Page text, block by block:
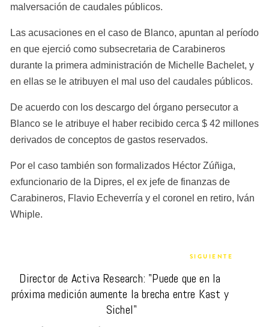
malversación de caudales públicos.
Las acusaciones en el caso de Blanco, apuntan al período
en que ejerció como subsecretaria de Carabineros
durante la primera administración de Michelle Bachelet, y
en ellas se le atribuyen el mal uso del caudales públicos.
De acuerdo con los descargo del órgano persecutor a
Blanco se le atribuye el haber recibido cerca $ 42 millones
derivados de conceptos de gastos reservados.
Por el caso también son formalizados Héctor Zúñiga,
exfuncionario de la Dipres, el ex jefe de finanzas de
Carabineros, Flavio Echeverría y el coronel en retiro, Iván
Whiple.
SIGUIENTE
Director de Activa Research: "Puede que en la
próxima medición aumente la brecha entre Kast y
Sichel"